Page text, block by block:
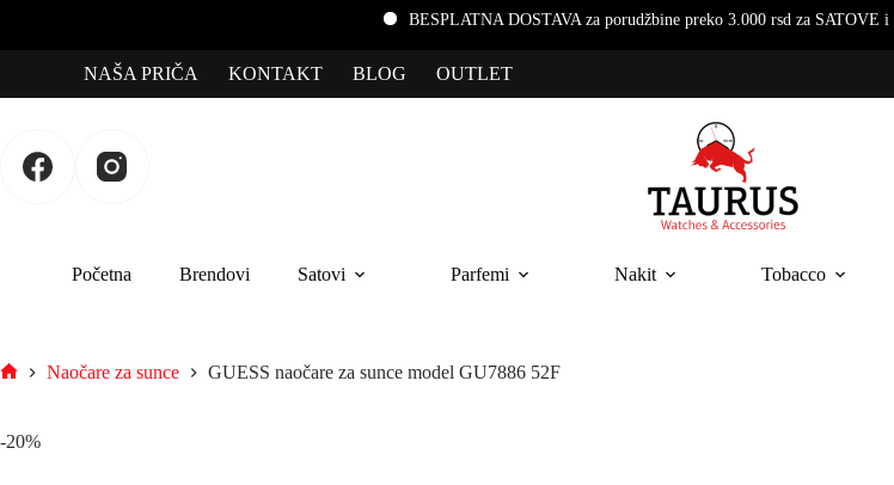
BESPLATNA DOSTAVA za porudžbine preko 3.000 rsd za SATOVE i NAKIT
NAŠA PRIČA KONTAKT BLOG OUTLET
Početna Brendovi Satovi Parfemi Nakit Tobacco
Naočare za sunce GUESS naočare za sunce model GU7886 52F
-20%